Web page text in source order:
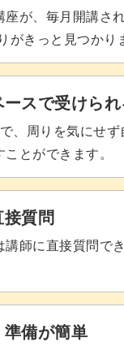
りな透明感です♪
たりしますが、
したが、浴衣
が、毎月開講さ
がきっと見つかり
スで受けられ
、周りを気にせ
とができます。
質問
師に直接質問で
準備が簡単